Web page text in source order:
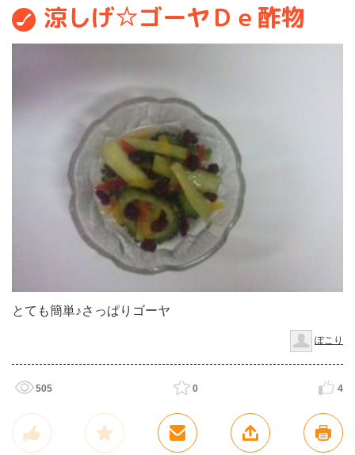
涼しげ☆ゴーヤＤｅ酢物
とても簡単♪さっぱりゴーヤ
ぽこり
505 0 4